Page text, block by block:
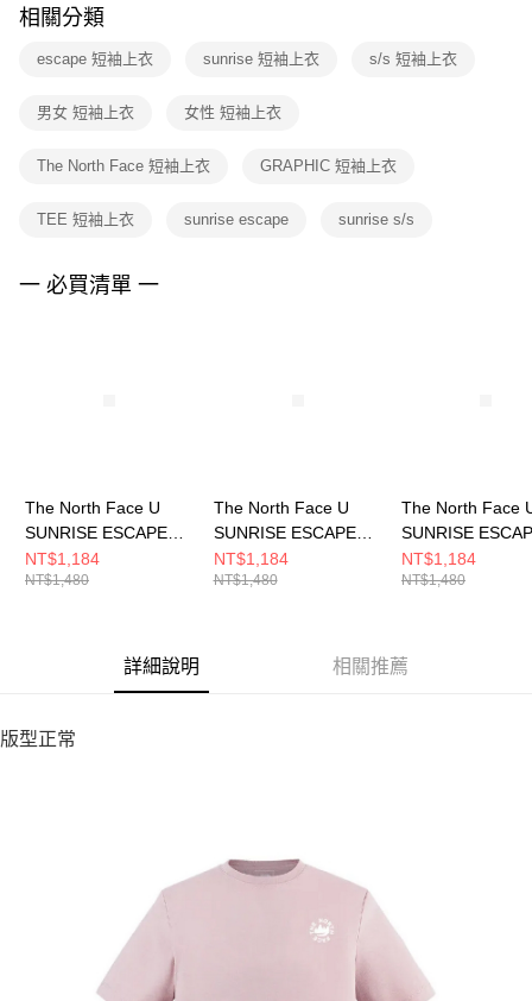
※ 交易是否成功請以「AFTEE先享後付 」之結帳頁面顯示為準，若有關於
是否繳費成功／繳費後需取消欲退款等相關疑問，請聯繫「AFTEE先享後付
客戶支援中心」 https://netprotections.freshdesk.com/support/home
１．透過由恩沛科技股份有限公司提供之「AFTEE先享後付」服務完成之交
權轉讓予恩沛科技股份有限公司。
３．未成年的使用者請事先徵得法定代理人或監護人之同意方可使用
４．使用「AFTEE先享後付」時，將依據個別帳號之用戶狀況，依本公司即
相關分類
escape 短袖上衣 sunrise 短袖上衣 s/s 短袖上衣
男女 短袖上衣 女性 短袖上衣
The North Face 短袖上衣 GRAPHIC 短袖上衣
TEE 短袖上衣 sunrise escape sunrise s/s
一 必買清單 一
The North Face U
SUNRISE ESCAPE
REG S/S TEE
GRAPHIC - A 男女 短
NT$1,184
NT$1,480
The North Face U
SUNRISE ESCAPE
REG S/S TEE
GRAPHIC - A 男女 短
NT$1,184
NT$1,480
The North Face
SUNRISE
REG S/S TEE
GRAPHIC - A 男
NT$1,184
NT$1,480
詳細說明 相關推薦
版型正常